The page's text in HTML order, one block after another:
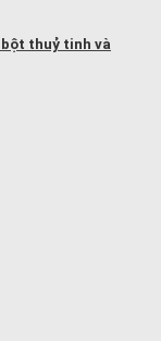
thuỷ tinh và